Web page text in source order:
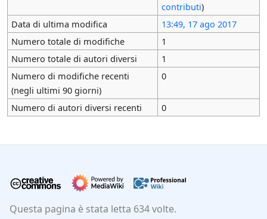
contributi)
Data di ultima modifica
13:49, 17 ago 2017
Numero totale di modifiche
1
Numero totale di autori diversi
1
Numero di modifiche recenti
(negli ultimi 90 giorni)
0
Numero di autori diversi recenti 0
Questa pagina è stata letta 634 volte.